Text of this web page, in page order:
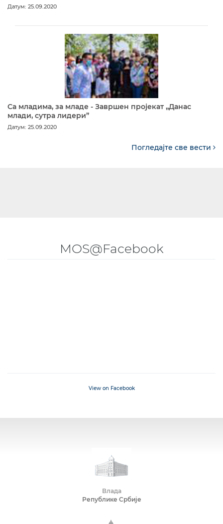
Датум: 25.09.2020
Са младима, за младе - Завршен пројекат „Данас
млади, сутра лидери”
Датум: 25.09.2020
Погледајте све вести
MOS@Facebook
View on Facebook
Влада
Републике Србије